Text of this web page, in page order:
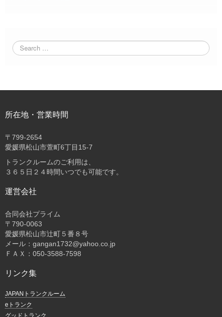
所在地・営業時間
〒 799-2654
愛媛県松山市萱町6丁目15-7
トランクルームのご利用は、
３６５日２４時間いつでも可能です。
運営会社
合同会社プライム
〒 790-0063
愛媛県松山市辻町５番８号
メール：gangan1732@yahoo.co.jp
ＦＡＸ：050-3588-7598
リンク集
JAPANトランクルーム
eトランク
グッドトランク